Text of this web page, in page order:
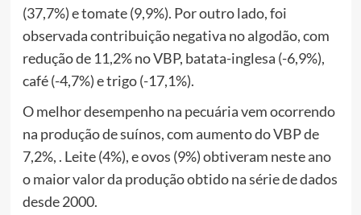
(37,7%) e tomate (9,9%). Por outro lado, foi
observada contribuição negativa no algodão, com
redução de 11,2% no VBP, batata-inglesa (-6,9%),
café (-4,7%) e trigo (-17,1%).
O melhor desempenho na pecuária vem ocorrendo
na produção de suínos, com aumento do VBP de
7,2%, . Leite (4%), e ovos (9%) obtiveram neste ano
o maior valor da produção obtido na série de dados
desde 2000.